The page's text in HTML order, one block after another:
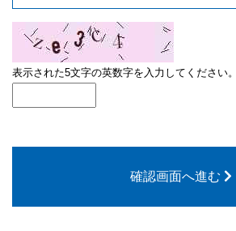
表示された5文字の英数字を入力してください。
確認画面へ進む